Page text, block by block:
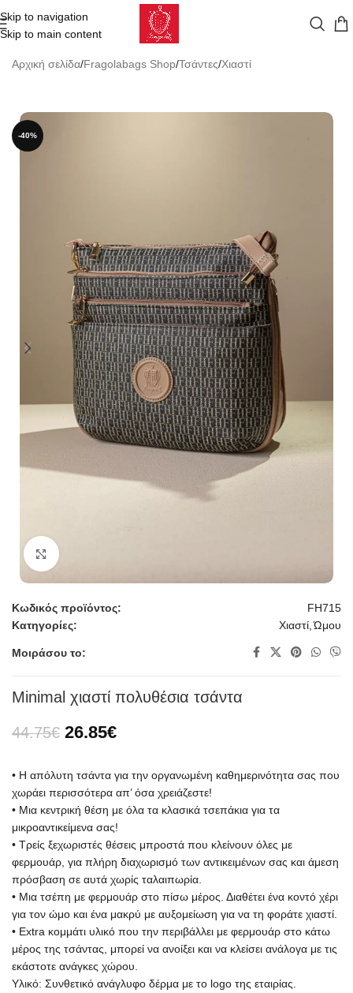
Skip to navigation
Skip to main content
Αρχική σελίδα/Fragolabags Shop/Τσάντες/Χιαστί
-40%
Κλικ για μεγέθυνση
Κωδικός προϊόντος:
FH715
Κατηγορίες:
Χιαστί Ώμου
Μοιράσου το:
Minimal χιαστί πολυθέσια τσάντα
44.75€ 26.85€
• Η απόλυτη τσάντα για την οργανωμένη καθημερινότητα σας που
χωράει περισσότερα απ’ όσα χρειάζεστε!
• Μια κεντρική θέση με όλα τα κλασικά τσεπάκια για τα
μικροαντικείμενα σας!
• Τρείς ξεχωριστές θέσεις μπροστά που κλείνουν όλες με
φερμουάρ, για πλήρη διαχωρισμό των αντικειμένων σας και άμεση
πρόσβαση σε αυτά χωρίς ταλαιπωρία.
• Μια τσέπη με φερμουάρ στο πίσω μέρος. Διαθέτει ένα κοντό χέρι
για τον ώμο και ένα μακρύ με αυξομείωση για να τη φοράτε χιαστί.
• Extra κομμάτι υλικό που την περιβάλλει με φερμουάρ στο κάτω
μέρος της τσάντας, μπορεί να ανοίξει και να κλείσει ανάλογα με τις
εκάστοτε ανάγκες χώρου.
Υλικό: Συνθετικό ανάγλυφο δέρμα με το logo της εταιρίας.